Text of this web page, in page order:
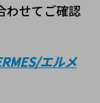
わせてご確認
エルメ